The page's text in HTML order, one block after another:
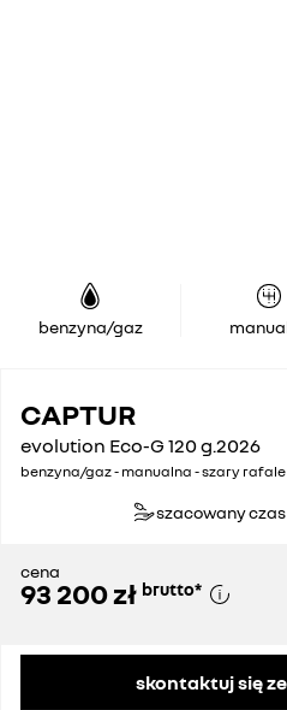
benzyna/gaz
CAPTUR
evolution Eco-G 120 g.2026
benzyna/gaz - manualna - szary rafale
szacowany
cena
93 200 zł brutto*
skontaktuj się